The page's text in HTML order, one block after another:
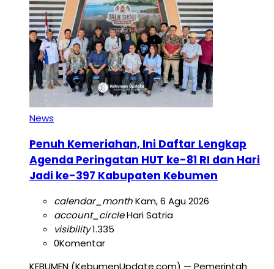
News
Penuh Kemeriahan, Ini Daftar Lengkap
Agenda Peringatan HUT ke-81 RI dan Hari
Jadi ke-397 Kabupaten Kebumen
calendar_monthKam, 6 Agu 2026
account_circleHari Satria
visibility1.335
0Komentar
KEBUMEN (KebumenUpdate.com) — Pemerintah